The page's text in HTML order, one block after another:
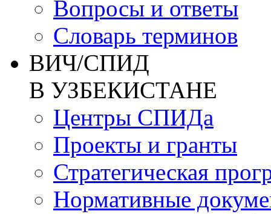
Вопросы и ответы
Словарь терминов
ВИЧ/СПИД
В УЗБЕКИСТАНЕ
Центры СПИДа
Проекты и гранты
Стратегическая
Нормативные